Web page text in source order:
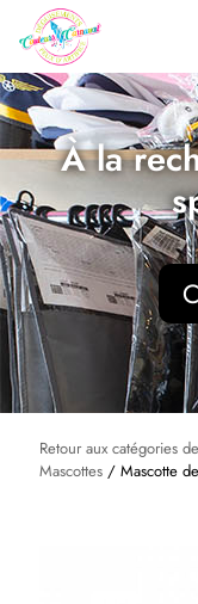
À la
Retour aux catégories
Mascottes / Mascotte